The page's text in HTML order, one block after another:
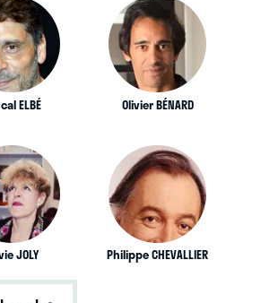
ELBÉ Olivier BÉNARD
JOLY Philippe CHEVALLIER